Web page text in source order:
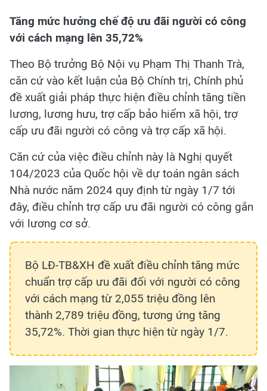
Tăng mức hưởng chế độ ưu đãi người có công
với cách mạng lên 35,72%
Theo Bộ trưởng Bộ Nội vụ Phạm Thị Thanh Trà,
căn cứ vào kết luận của Bộ Chính trị, Chính phủ
đề xuất giải pháp thực hiện điều chỉnh tăng tiền
lương, lương hưu, trợ cấp bảo hiểm xã hội, trợ
cấp ưu đãi người có công và trợ cấp xã hội.
Căn cứ của việc điều chỉnh này là Nghị quyết
104/2023 của Quốc hội về dự toán ngân sách
Nhà nước năm 2024 quy định từ ngày 1/7 tới
đây, điều chỉnh trợ cấp ưu đãi người có công gắn
với lương cơ sở.
Bộ LĐ-TB&XH đề xuất điều chỉnh tăng mức
chuẩn trợ cấp ưu đãi đối với người có công
với cách mạng từ 2,055 triệu đồng lên
thành 2,789 triệu đồng, tương ứng tăng
35,72%. Thời gian thực hiện từ ngày 1/7.